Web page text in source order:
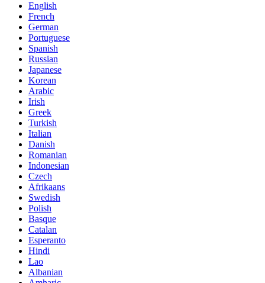
English
French
German
Portuguese
Spanish
Russian
Japanese
Korean
Arabic
Irish
Greek
Turkish
Italian
Danish
Romanian
Indonesian
Czech
Afrikaans
Swedish
Polish
Basque
Catalan
Esperanto
Hindi
Lao
Albanian